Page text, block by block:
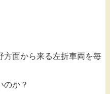
方面から来る左折車両を毎
のか？